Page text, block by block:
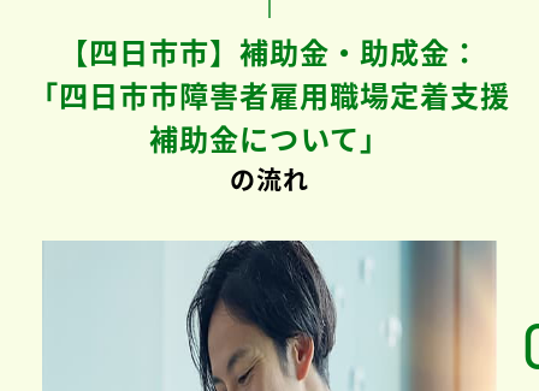
【四日市市】補助金・助成金：
「四日市市障害者雇用職場定着支援
補助金について」
の流れ